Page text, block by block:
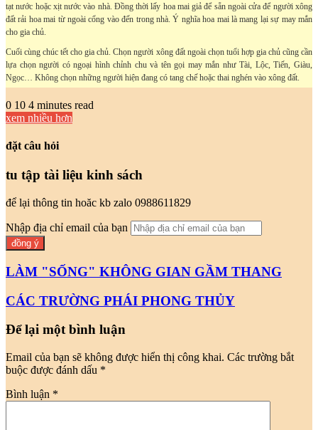
tạt nước hoặc xịt nước vào nhà. Đồng thời lấy hoa mai giả để sẵn ngoài cửa để người xông
đất rải hoa mai từ ngoài cổng vào đến trong nhà. Ý nghĩa hoa mai là mang lại sự may mắn
cho gia chủ.
Cuối cùng chúc tết cho gia chủ. Chọn người xông đất ngoài chọn tuổi hợp gia chủ cũng cần
lựa chọn người có ngoại hình chỉnh chu và tên gọi may mắn như Tài, Lộc, Tiến, Giàu,
Ngọc… Không chọn những người hiện đang có tang chế hoặc thai nghén vào xông đất.
0 10 4 minutes read
xem nhiều hơn
đặt câu hỏi
tu tập tài liệu kinh sách
để lại thông tin hoăc kb zalo 0988611829
Nhập địa chỉ email của bạn
LÀM "SỐNG" KHÔNG GIAN GẦM THANG
CÁC TRƯỜNG PHÁI PHONG THỦY
Để lại một bình luận
Email của bạn sẽ không được hiển thị công khai. Các trường bắt
buộc được đánh dấu *
Bình luận *